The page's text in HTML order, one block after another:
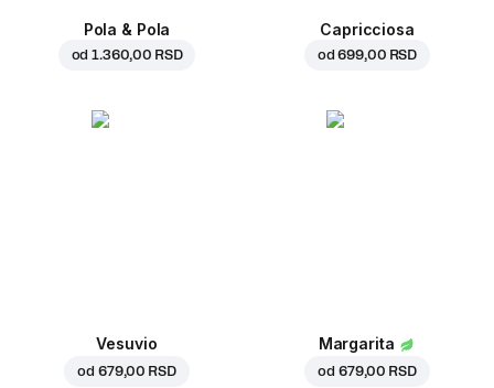
Pola & Pola
od1.360,00 RSD
Capricciosa
od699,00 RSD
Vesuvio
od 679,00 RSD
Margarita
od 679,00 RSD